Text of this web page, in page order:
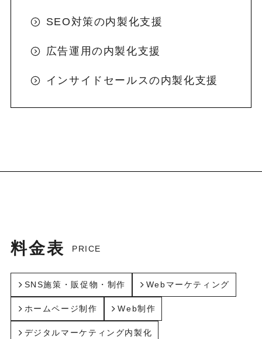
SEO対策の内製化支援
広告運用の内製化支援
インサイドセールスの内製化支援
料金表 PRICE
SNS施策・販促物・制作 Webマーケティング
ホームページ制作 Web制作
デジタルマーケティング内製化